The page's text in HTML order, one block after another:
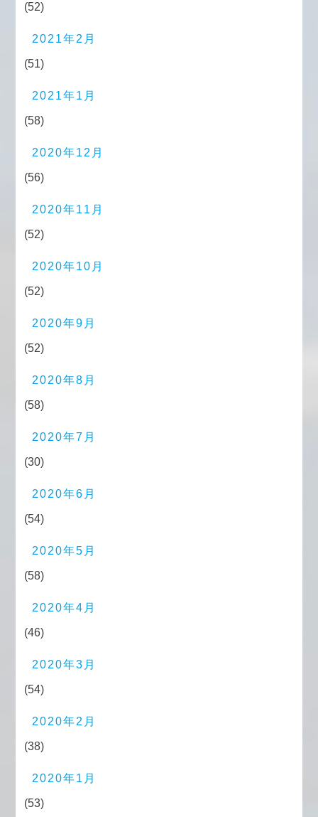
(52)
2021年2月
(51)
2021年1月
(58)
2020年12月
(56)
2020年11月
(52)
2020年10月
(52)
2020年9月
(52)
2020年8月
(58)
2020年7月
(30)
2020年6月
(54)
2020年5月
(58)
2020年4月
(46)
2020年3月
(54)
2020年2月
(38)
2020年1月
(53)